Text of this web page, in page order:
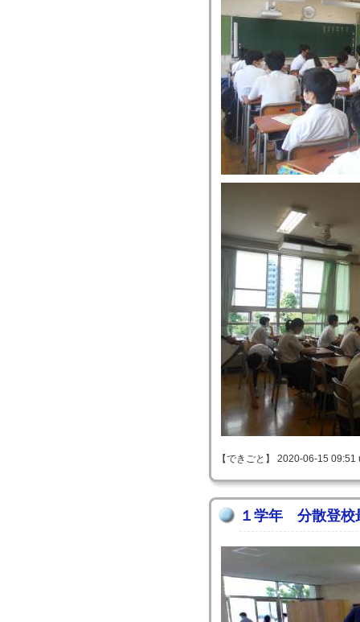
【できごと】 2020-06-15 09:51
１学年 分散登校